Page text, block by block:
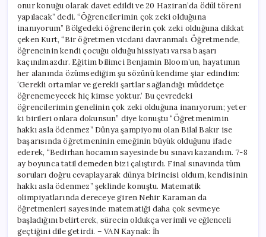
onur konuğu olarak davet edildi ve 20 Haziran’da ödül töreni
yapılacak” dedi. “Öğrencilerimin çok zeki olduğuna
inanıyorum” Bölgedeki öğrencilerin çok zeki olduğuna dikkat
çeken Kurt, “Bir öğretmen vicdani davranmalı. Öğretmende,
öğrencinin kendi çocuğu olduğu hissiyatı varsa başarı
kaçınılmazdır. Eğitim bilimci Benjamin Bloom’un, hayatımın
her alanında özümsediğim şu sözünü kendime şiar edindim:
‘Gerekli ortamlar ve gerekli şartlar sağlandığı müddetçe
öğrenemeyecek hiç kimse yoktur.’ Bu çevredeki
öğrencilerimin genelinin çok zeki olduğuna inanıyorum; yeter
ki birileri onlara dokunsun” diye konuştu “Öğretmenimin
hakkı asla ödenmez” Dünya şampiyonu olan Bilal Bakır ise
başarısında öğretmeninin emeğinin büyük olduğunu ifade
ederek, “Bedirhan hocamın sayesinde bu sınavı kazandım. 7-8
ay boyunca tatil demeden bizi çalıştırdı. Final sınavında tüm
soruları doğru cevaplayarak dünya birincisi oldum, kendisinin
hakkı asla ödenmez” şeklinde konuştu. Matematik
olimpiyatlarında dereceye giren Nehir Karaman da
öğretmenleri sayesinde matematiği daha çok sevmeye
başladığını belirterek, sürecin oldukça verimli ve eğlenceli
geçtiğini dile getirdi. – VAN Kaynak: İh